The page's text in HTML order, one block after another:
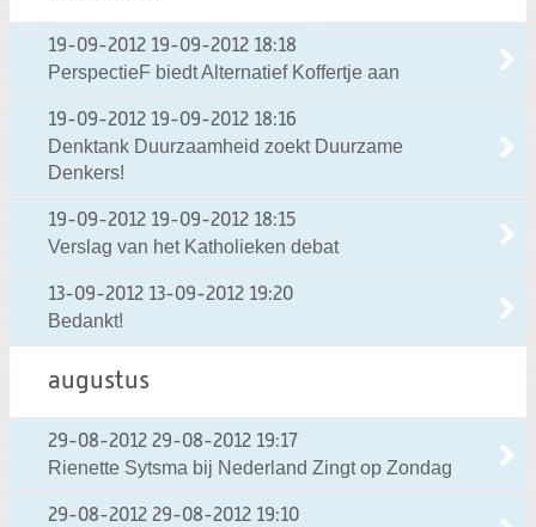
19-09-2012 19-09-2012 18:18
PerspectieF biedt Alternatief Koffertje aan
19-09-2012 19-09-2012 18:16
Denktank Duurzaamheid zoekt Duurzame
Denkers!
19-09-2012 19-09-2012 18:15
Verslag van het Katholieken debat
13-09-2012 13-09-2012 19:20
Bedankt!
augustus
29-08-2012 29-08-2012 19:17
Rienette Sytsma bij Nederland Zingt op Zondag
29-08-2012 29-08-2012 19:10